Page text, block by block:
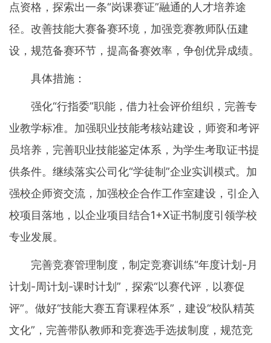
点资格，探索出一条“岗课赛证”融通的人才培养途
径。改善技能大赛备赛环境，加强竞赛教师队伍建
设，规范备赛环节，提高备赛效率，争创优异成绩。
具体措施：
强化“行指委”职能，借力社会评价组织，完善专
业教学标准。加强职业技能考核站建设，师资和考评
员培养，完善职业技能鉴定体系，为学生考取证书提
供条件。继续落实公司化“学徒制”企业实训模式。加
强校企师资交流，加强校企合作工作室建设，引企入
校项目落地，以企业项目结合1+X证书制度引领学校
专业发展。
完善竞赛管理制度，制定竞赛训练“年度计划-月
计划-周计划-课时计划”，探索“以赛代评，以赛促
评”。做好“技能大赛五育课程体系”，建设“校队精英
文化”，完善带队教师和竞赛选手选拔制度，规范竞